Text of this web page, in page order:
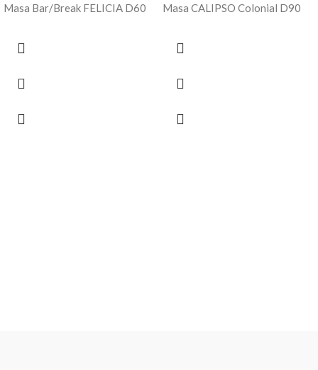
Masa Bar/Break FELICIA D60
Masa CALIPSO Colonial D90